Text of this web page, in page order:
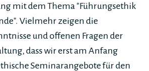
mit dem Thema "Führungsethik
Vielmehr zeigen die
und offenen Fragen der
dass wir erst am Anfang
Seminarangebote für den